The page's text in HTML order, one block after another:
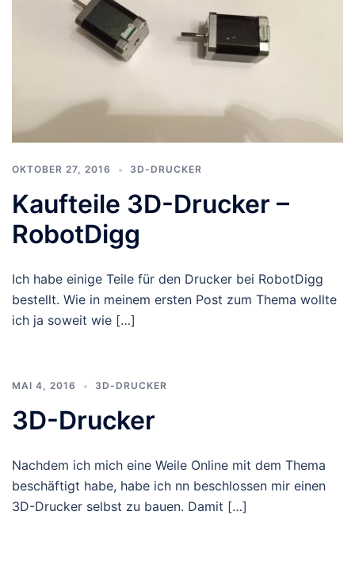
OKTOBER 27, 2016 3D-DRUCKER
Kaufteile 3D-Drucker –
RobotDigg
Ich habe einige Teile für den Drucker bei RobotDigg
bestellt. Wie in meinem ersten Post zum Thema wollte
ich ja soweit wie […]
MAI 4, 2016 3D-DRUCKER
3D-Drucker
Nachdem ich mich eine Weile Online mit dem Thema
beschäftigt habe, habe ich nn beschlossen mir einen
3D-Drucker selbst zu bauen. Damit […]